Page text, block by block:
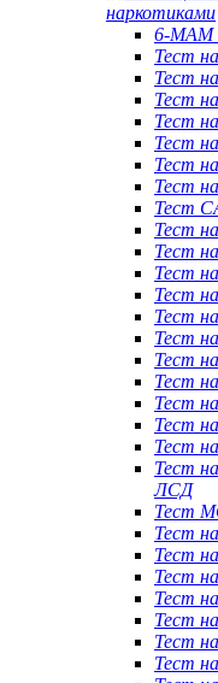
наркотиками
6-MAM
Тест
Тест
Тест
Тест
Тест
Тест
Тест
Тест
Тест
Тест
Тест
Тест
Тест
Тест
Тест
Тест
Тест
Тест
Тест
Тест на
ЛСД
Тест
Тест
Тест
Тест
Тест
Тест
Тест
Тест